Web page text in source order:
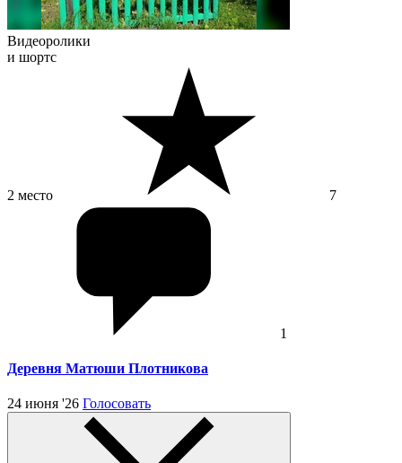
Видеоролики
и шортс
2 место 7
1
Деревня Матюши Плотникова
24 июня '26 Голосовать